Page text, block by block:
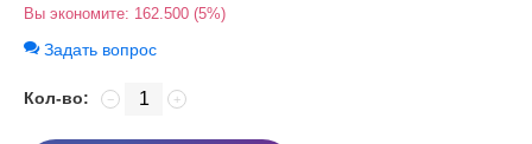
Вы экономите: 162.500 (5%)
Задать вопрос
Кол-во: +
−